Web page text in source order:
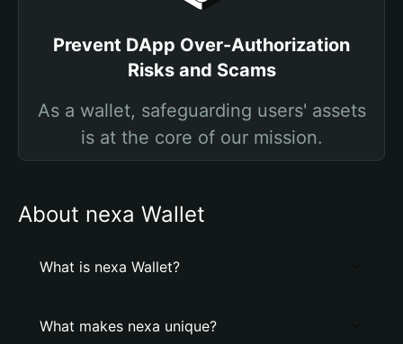
Prevent DApp Over-Authorization
Risks and Scams
As a wallet, safeguarding users' assets
is at the core of our mission.
About nexa Wallet
What is nexa Wallet?
What makes nexa unique?